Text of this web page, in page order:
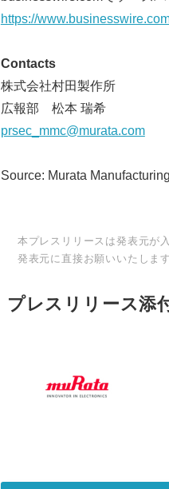
https://
Contacts
株式会社村田製作所
広報部 松本 瑞希
prsec_mmc@murata.com
Source: Murata
本プレスリリースは発表元が
発表元に直接お願いいたします
プレスリリース添